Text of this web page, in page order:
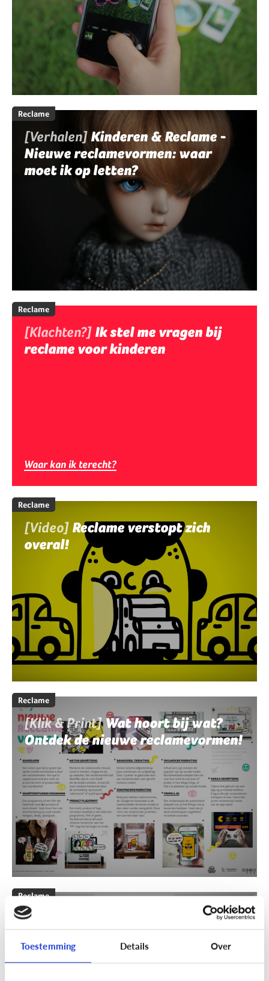
Toestemming Details Over
Reclame
[Verhalen]Kinderen & Reclame -
Nieuwe reclamevormen: waar
moet ik op letten?
Reclame
[Klachten?] Ik stel me vragen bij
reclame voor kinderen
Waar kan ik terecht?
Reclame
[Video] Reclame verstopt zich
overal!
Reclame
[Klik & Print]Wat hoort bij wat?
Ontdek de nieuwe reclamevormen!
Reclame
[Klik & Print]